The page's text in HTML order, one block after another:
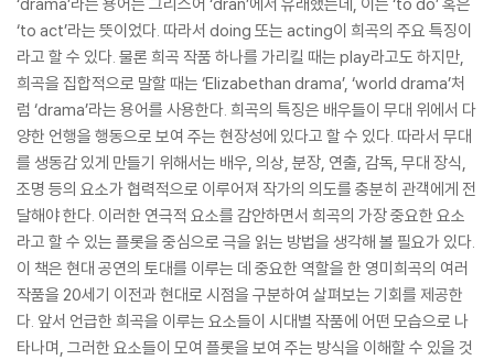
‘to act’라는 뜻이었다. 따라서 doing 또는 acting이 희곡의 주요 특징이
라고 할 수 있다. 물론 희곡 작품 하나를 가리킬 때는 play라고도 하지만,
희곡을 집합적으로 말할 때는 ‘Elizabethan drama’, ‘world drama’처
럼 ‘drama’라는 용어를 사용한다. 희곡의 특징은 배우들이 무대 위에서 다
양한 언행을 행동으로 보여 주는 현장성에 있다고 할 수 있다. 따라서 무대
를 생동감 있게 만들기 위해서는 배우, 의상, 분장, 연출, 감독, 무대 장식,
조명 등의 요소가 협력적으로 이루어져 작가의 의도를 충분히 관객에게 전
달해야 한다. 이러한 연극적 요소를 감안하면서 희곡의 가장 중요한 요소
라고 할 수 있는 플롯을 중심으로 극을 읽는 방법을 생각해 볼 필요가 있다.
이 책은 현대 공연의 토대를 이루는 데 중요한 역할을 한 영미희곡의 여러
작품을 20세기 이전과 현대로 시점을 구분하여 살펴보는 기회를 제공한
다. 앞서 언급한 희곡을 이루는 요소들이 시대별 작품에 어떤 모습으로 나
타나며, 그러한 요소들이 모여 플롯을 보여 주는 방식을 이해할 수 있을 것